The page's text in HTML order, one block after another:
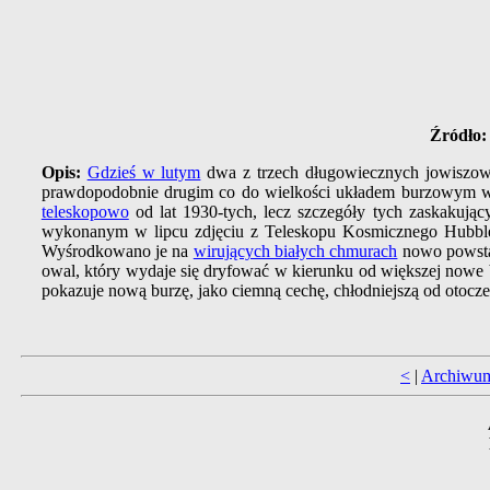
Źródło:
Opis: Gdzieś w lutym dwa z trzech długowiecznych
prawdopodobnie drugim co do wielkości układem burzowym
teleskopowood lat 1930-tych, lecz szczegóły tych
wykonanym w lipcu zdjęciu z Teleskopu Kosmicznego
Wyśrodkowano je na wirujących białych chmurach nowo
owal, który wydaje się dryfować w kierunku od większej nowe
pokazuje nową burzę, jako ciemną cechę, chłodniejszą od
< |